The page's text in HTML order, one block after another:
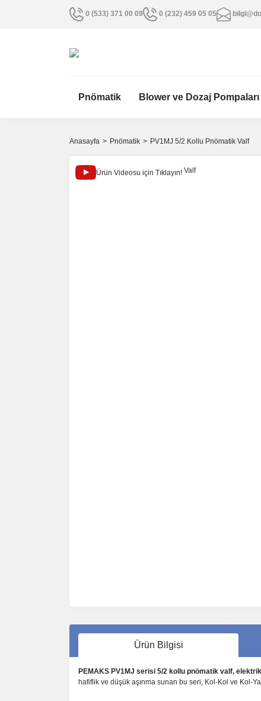
0 (533) 371 00 09 0 (232) 459 05 05
Pnömatik Blower ve Dozaj Pompaları
Anasayfa Pnömatik PV1MJ 5/2 Kollu Pnömatik Valf
Ürün Videosu için Tıklayın!
Ürün Bilgisi
PEMAKS PV1MJ serisi 5/2 kollu pnömatik valf,
hafiflik ve düşük aşınma sunan bu seri, Kol-Kol ve Kol-